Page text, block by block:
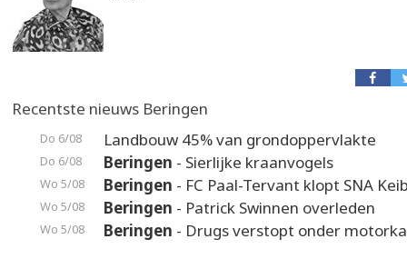
Recentste nieuws Beringen
Do 6/08 Landbouw 45% van grondoppervlakte
Do 6/08 Beringen - Sierlijke kraanvogels
Wo 5/08 Beringen - FC Paal-Tervant klopt SNA
Wo 5/08 Beringen - Patrick Swinnen overleden
Wo 5/08 Beringen - Drugs verstopt onder